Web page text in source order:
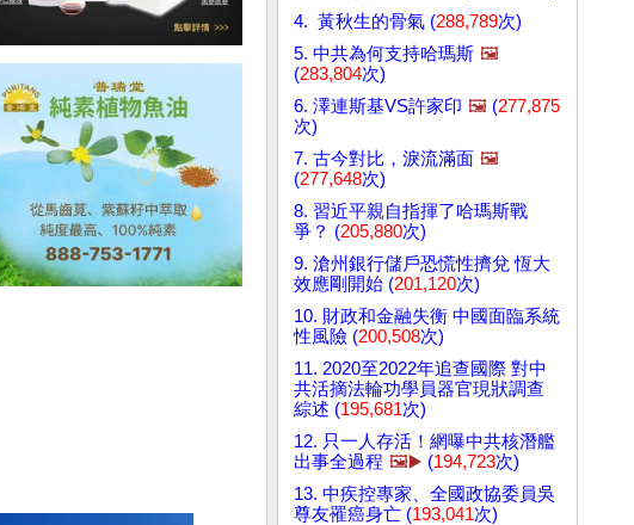
4. 黃秋生的骨氣 (288,789次)
5. 中共為何支持哈瑪斯 🖼️
(283,804次)
6. 澤連斯基VS許家印 🖼️ (277,875
次)
7. 古今對比，淚流滿面 🖼️
(277,648次)
8. 習近平親自指揮了哈瑪斯戰
爭？ (205,880次)
9. 滄州銀行儲戶恐慌性擠兌 恆大
效應剛開始 (201,120次)
10. 財政和金融失衡 中國面臨系統
性風險 (200,508次)
11. 2020至2022年追查國際 對中
共活摘法輪功學員器官現狀調查
綜述 (195,681次)
12. 只一人存活！網曝中共核潛艦
出事全過程 🖼️▶️ (194,723次)
13. 中疾控專家、全國政協委員吳
尊友罹癌身亡 (193,041次)